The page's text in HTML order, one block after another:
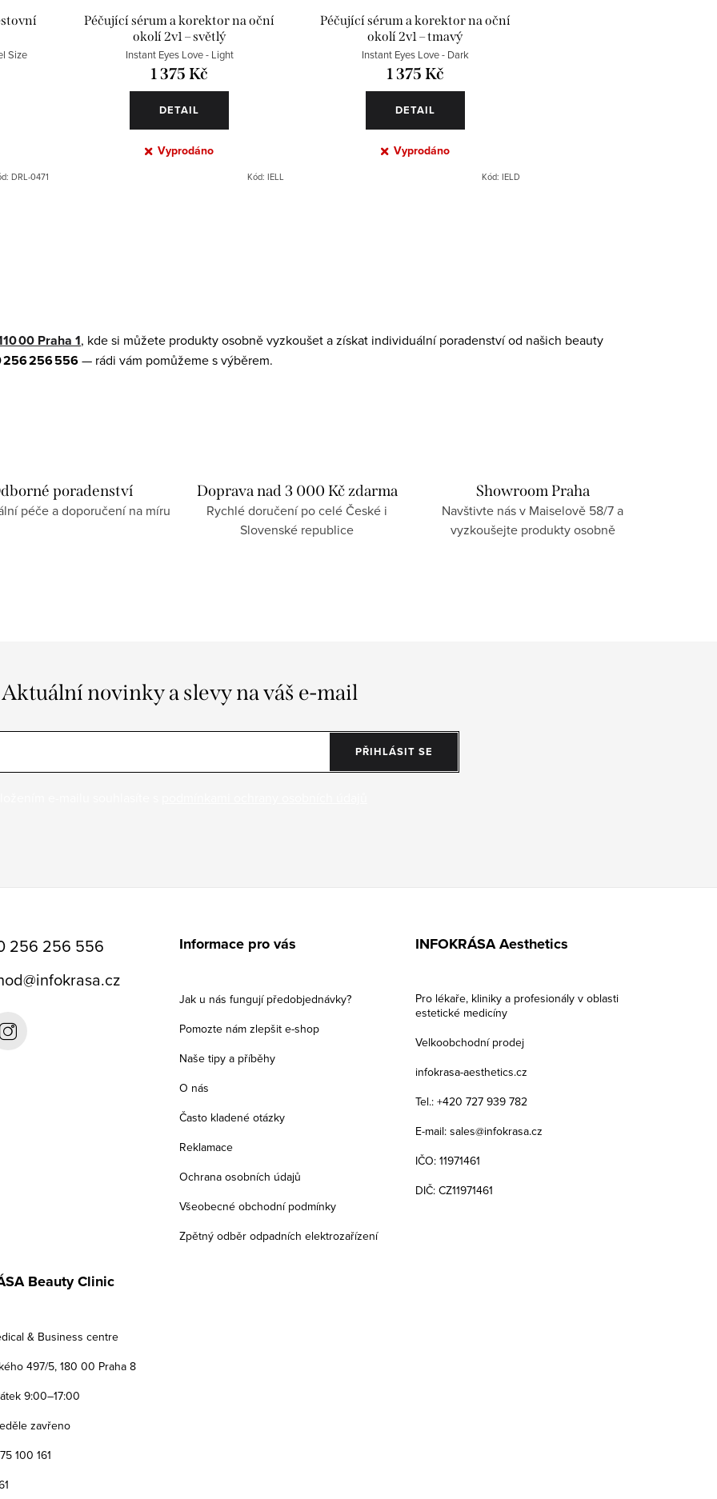
Size
DRL-0471
Péčující sérum a korektor na oční
okolí 2v1 – světlý
Instant Eyes Love - Light
1 375 Kč
DETAIL
Vyprodáno
Kód:IELL
Péčující sérum a korektor na oční
okolí 2v1 – tmavý
Instant Eyes Love - Dark
1 375 Kč
DETAIL
Vyprodáno
Kód: IELD
00 Praha 1, kde si můžete produkty osobně vyzkoušet a získat individuální poradenství od našich beauty
256 256 556— rádi vám pomůžeme s výběrem.
poradenství
péče a doporučení na míru
Doprava nad 3 000 Kč zdarma
Rychlé doručení po celé České i
Slovenské republice
Showroom Praha
Navštivte nás v Maiselově 58/7 a
vyzkoušejte produkty osobně
Aktuální novinky a slevy na váš e-mail
PŘIHLÁSIT SE
256 256 556
@infokrasa.cz
Informace pro vás
Jak u nás fungují předobjednávky?
Pomozte nám zlepšit e-shop
Naše tipy a příběhy
O nás
Často kladené otázky
Reklamace
Ochrana osobních údajů
Všeobecné obchodní podmínky
Zpětný odběr odpadních elektrozařízení
INFOKRÁSA Aesthetics
Pro lékaře, kliniky a profesionály v oblasti
estetické medicíny
Velkoobchodní prodej
infokrasa-aesthetics.cz
Tel.: +420 727 939 782
E-mail: sales@infokrasa.cz
IČO: 11971461
DIČ: CZ11971461
Beauty Clinic
& Business centre
497/5, 180 00 Praha 8
9:00–17:00
zavřeno
100 161